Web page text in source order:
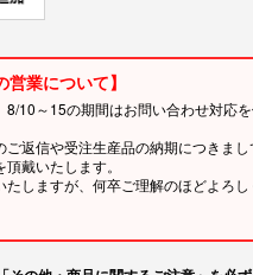
営業について】
8/10～15の期間はお問い合わせ対応
返信や受注生産品の納期につきまし
戴いたします。
たしますが、何卒ご理解のほどよろ